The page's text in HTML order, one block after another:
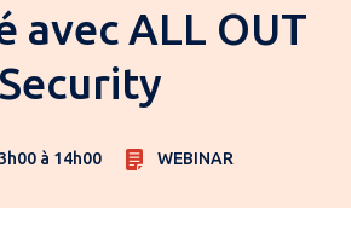
avec ALL OUT
Security
à 14h00 WEBINAR